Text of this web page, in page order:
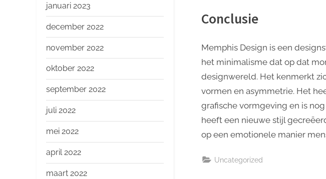
Conclusie
Memphis Design is een
het minimalisme dat op dat
designwereld. Het kenmerkt
vormen en asymmetrie. Het
grafische vormgeving en is
heeft een nieuwe stijl
op een emotionele manier
Uncategorized
januari 2023
december 2022
november 2022
oktober 2022
september 2022
juli 2022
mei 2022
april 2022
maart 2022